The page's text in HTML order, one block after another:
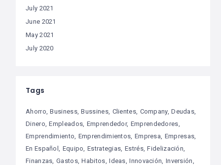
July 2021
June 2021
May 2021
July 2020
Tags
Ahorro Business Bussines Clientes Company Deudas
Dinero Empleados Emprendedor Emprendedores
Emprendimiento Emprendimientos Empresa Empresas
En Español Equipo Estrategias Estrés Fidelización
Finanzas Gastos Habitos Ideas Innovación Inversión